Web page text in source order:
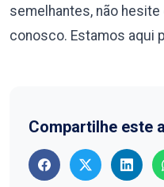
semelhantes, não
conosco. Estamos aqui
Compartilhe este